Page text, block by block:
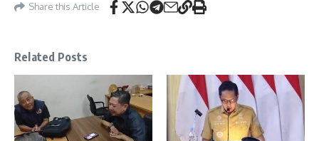
Share this Article
Related Posts